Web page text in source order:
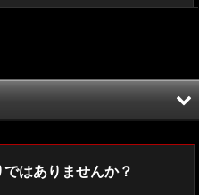
はありませんか？